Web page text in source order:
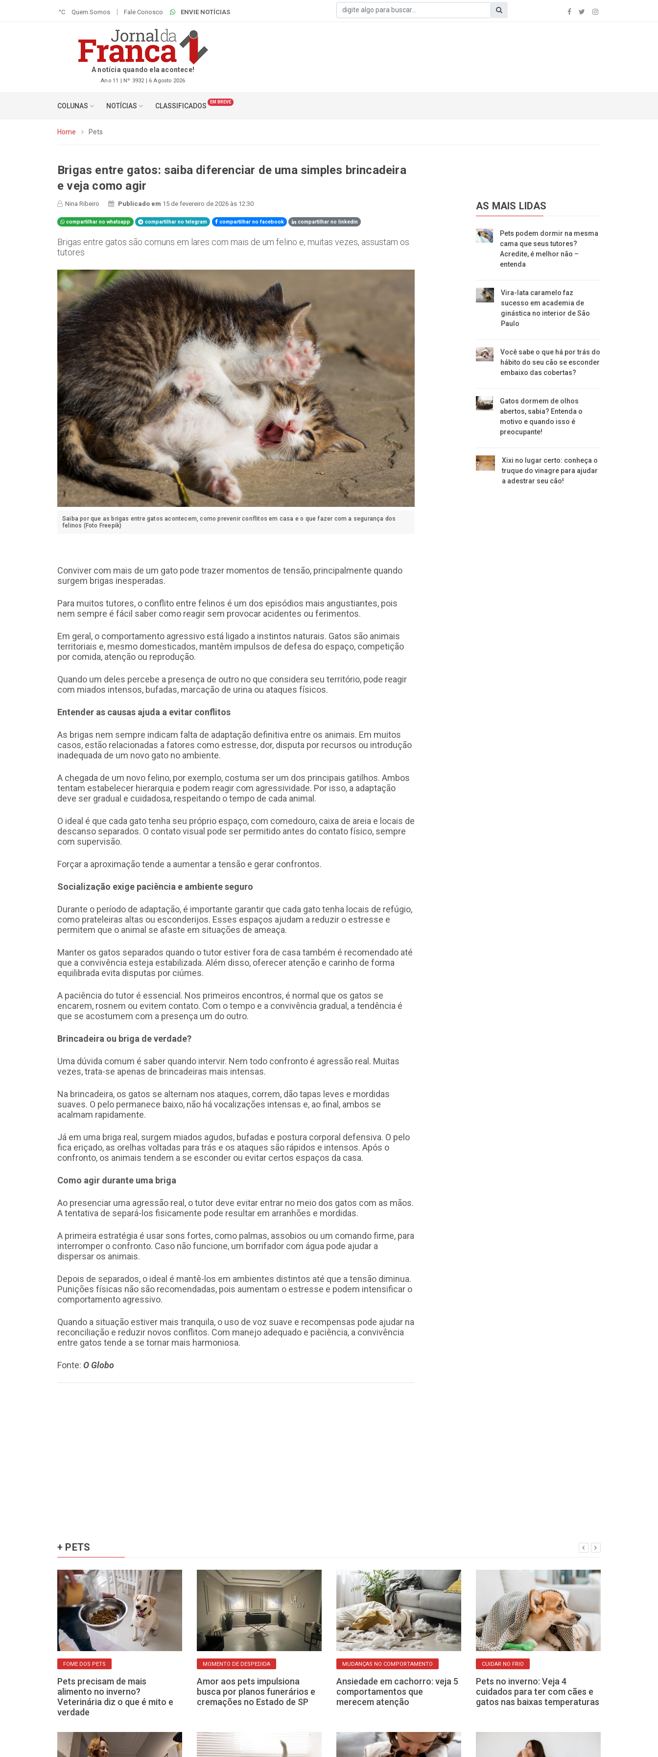
°C Quem Somos Fale Conosco ENVIE NOTÍCIAS
A notícia quando ela acontece!
Ano 11 | Nº 3932 | 6 Agosto 2026
COLUNAS NOTÍCIAS CLASSIFICADOS EM BREVE
Home Pets
Brigas entre gatos: saiba diferenciar de uma simples brincadeira
e veja como agir
Nina Ribeiro Publicado em 15 de fevereiro de 2026 às 12:30
compartilhar no whatsapp compartilhar no telegram compartilhar no facebook compartilhar no linkedin
Brigas entre gatos são comuns em lares com mais de um felino e, muitas vezes, assustam os
tutores
Saiba por que as brigas entre gatos acontecem, como prevenir conflitos em casa e o que fazer com a segurança dos
felinos (Foto Freepik)
Conviver com mais de um gato pode trazer momentos de tensão, principalmente quando
surgem brigas inesperadas.
Para muitos tutores, o conflito entre felinos é um dos episódios mais angustiantes, pois
nem sempre é fácil saber como reagir sem provocar acidentes ou ferimentos.
Em geral, o comportamento agressivo está ligado a instintos naturais. Gatos são animais
territoriais e, mesmo domesticados, mantêm impulsos de defesa do espaço, competição
por comida, atenção ou reprodução.
Quando um deles percebe a presença de outro no que considera seu território, pode reagir
com miados intensos, bufadas, marcação de urina ou ataques físicos.
Entender as causas ajuda a evitar conflitos
As brigas nem sempre indicam falta de adaptação definitiva entre os animais. Em muitos
casos, estão relacionadas a fatores como estresse, dor, disputa por recursos ou introdução
inadequada de um novo gato no ambiente.
A chegada de um novo felino, por exemplo, costuma ser um dos principais gatilhos. Ambos
tentam estabelecer hierarquia e podem reagir com agressividade. Por isso, a adaptação
deve ser gradual e cuidadosa, respeitando o tempo de cada animal.
O ideal é que cada gato tenha seu próprio espaço, com comedouro, caixa de areia e locais de
descanso separados. O contato visual pode ser permitido antes do contato físico, sempre
com supervisão.
Forçar a aproximação tende a aumentar a tensão e gerar confrontos.
Socialização exige paciência e ambiente seguro
Durante o período de adaptação, é importante garantir que cada gato tenha locais de refúgio,
como prateleiras altas ou esconderijos. Esses espaços ajudam a reduzir o estresse e
permitem que o animal se afaste em situações de ameaça.
Manter os gatos separados quando o tutor estiver fora de casa também é recomendado até
que a convivência esteja estabilizada. Além disso, oferecer atenção e carinho de forma
equilibrada evita disputas por ciúmes.
A paciência do tutor é essencial. Nos primeiros encontros, é normal que os gatos se
encarem, rosnem ou evitem contato. Com o tempo e a convivência gradual, a tendência é
que se acostumem com a presença um do outro.
Brincadeira ou briga de verdade?
Uma dúvida comum é saber quando intervir. Nem todo confronto é agressão real. Muitas
vezes, trata-se apenas de brincadeiras mais intensas.
Na brincadeira, os gatos se alternam nos ataques, correm, dão tapas leves e mordidas
suaves. O pelo permanece baixo, não há vocalizações intensas e, ao final, ambos se
acalmam rapidamente.
Já em uma briga real, surgem miados agudos, bufadas e postura corporal defensiva. O pelo
fica eriçado, as orelhas voltadas para trás e os ataques são rápidos e intensos. Após o
confronto, os animais tendem a se esconder ou evitar certos espaços da casa.
Como agir durante uma briga
Ao presenciar uma agressão real, o tutor deve evitar entrar no meio dos gatos com as mãos.
A tentativa de separá-los fisicamente pode resultar em arranhões e mordidas.
A primeira estratégia é usar sons fortes, como palmas, assobios ou um comando firme, para
interromper o confronto. Caso não funcione, um borrifador com água pode ajudar a
dispersar os animais.
Depois de separados, o ideal é mantê-los em ambientes distintos até que a tensão diminua.
Punições físicas não são recomendadas, pois aumentam o estresse e podem intensificar o
comportamento agressivo.
Quando a situação estiver mais tranquila, o uso de voz suave e recompensas pode ajudar na
reconciliação e reduzir novos conflitos. Com manejo adequado e paciência, a convivência
entre gatos tende a se tornar mais harmoniosa.
Fonte: O Globo
AS MAIS LIDAS
Pets podem dormir na mesma
cama que seus tutores?
Acredite, é melhor não –
entenda
Vira-lata caramelo faz
sucesso em academia de
ginástica no interior de São
Paulo
Você sabe o que há por trás do
hábito do seu cão se esconder
embaixo das cobertas?
Gatos dormem de olhos
abertos, sabia? Entenda o
motivo e quando isso é
preocupante!
Xixi no lugar certo: conheça o
truque do vinagre para ajudar
a adestrar seu cão!
+ PETS
FOME DOS PETS
Pets precisam de mais
alimento no inverno?
Veterinária diz o que é mito e
verdade
MOMENTO DE DESPEDIDA
Amor aos pets impulsiona
busca por planos funerários e
cremações no Estado de SP
MUDANÇAS NO COMPORTAMENTO
Ansiedade em cachorro: veja 5
comportamentos que
merecem atenção
CUIDAR NO FRIO
Pets no inverno: Veja 4
cuidados para ter com cães e
gatos nas baixas temperaturas